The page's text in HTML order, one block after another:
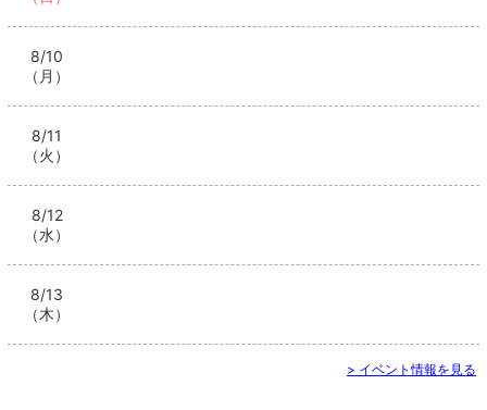
8/10
（月）
8/11
（火）
8/12
（水）
8/13
（木）
> イベント情報を見る